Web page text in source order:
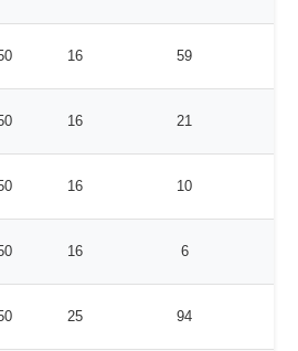
16 59
16 21
16 10
16 6
25 94